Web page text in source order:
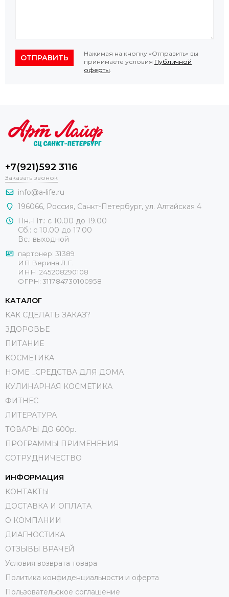
ОТПРАВИТЬ
Нажимая на кнопку «Отправить» вы
принимаете условия Публичной
оферты.
+7(921)592 3116
Заказать звонок
info@a-life.ru
196066, Россия, Санкт-Петербург, ул. Алтайская 4
Пн.-Пт.: с 10.00 до 19.00
Сб.: с 10.00 до 17.00
Вс.: выходной
партрнер: 31389
ИП Верина Л.Г.
ИНН: 245208290108
ОГРН: 311784730100958
КАТАЛОГ
КАК СДЕЛАТЬ ЗАКАЗ?
ЗДОРОВЬЕ
ПИТАНИЕ
КОСМЕТИКА
HOME _СРЕДСТВА ДЛЯ ДОМА
КУЛИНАРНАЯ КОСМЕТИКА
ФИТНЕС
ЛИТЕРАТУРА
ТОВАРЫ ДО 600р.
ПРОГРАММЫ ПРИМЕНЕНИЯ
СОТРУДНИЧЕСТВО
ИНФОРМАЦИЯ
КОНТАКТЫ
ДОСТАВКА И ОПЛАТА
О КОМПАНИИ
ДИАГНОСТИКА
ОТЗЫВЫ ВРАЧЕЙ
Условия возврата товара
Политика конфиденциальности и оферта
Пользовательское соглашение